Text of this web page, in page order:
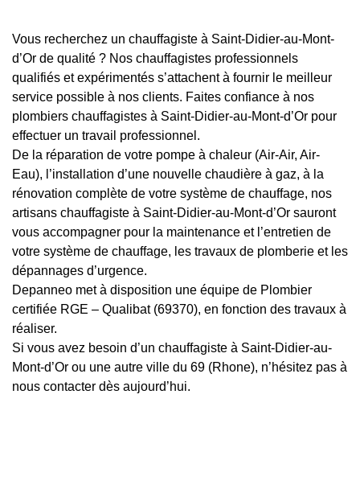
Vous recherchez un chauffagiste à Saint-Didier-au-Mont-
d’Or de qualité ? Nos chauffagistes professionnels
qualifiés et expérimentés s’attachent à fournir le meilleur
service possible à nos clients. Faites confiance à nos
plombiers chauffagistes à Saint-Didier-au-Mont-d’Or pour
effectuer un travail professionnel.
De la réparation de votre pompe à chaleur (Air-Air, Air-
Eau), l’installation d’une nouvelle chaudière à gaz, à la
rénovation complète de votre système de chauffage, nos
artisans chauffagiste à Saint-Didier-au-Mont-d’Or sauront
vous accompagner pour la maintenance et l’entretien de
votre système de chauffage, les travaux de plomberie et les
dépannages d’urgence.
Depanneo met à disposition une équipe de Plombier
certifiée RGE – Qualibat (69370), en fonction des travaux à
réaliser.
Si vous avez besoin d’un chauffagiste à Saint-Didier-au-
Mont-d’Or ou une autre ville du 69 (Rhone), n’hésitez pas à
nous contacter dès aujourd’hui.